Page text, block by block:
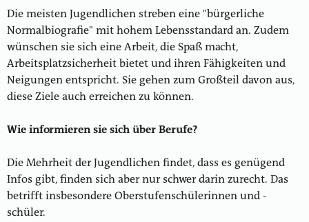
Die meisten Jugendlichen streben eine "bürgerliche
Normalbiografie" mit hohem Lebensstandard an. Zudem
wünschen sie sich eine Arbeit, die Spaß macht,
Arbeitsplatzsicherheit bietet und ihren Fähigkeiten und
Neigungen entspricht. Sie gehen zum Großteil davon aus,
diese Ziele auch erreichen zu können.
Wie informieren sie sich über Berufe?
Die Mehrheit der Jugendlichen findet, dass es genügend
Infos gibt, finden sich aber nur schwer darin zurecht. Das
betrifft insbesondere Oberstufenschülerinnen und -
schüler.